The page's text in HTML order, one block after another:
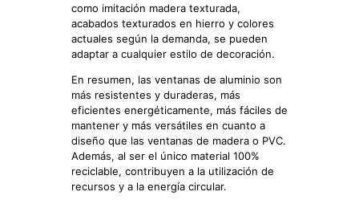
como imitación madera texturada,
acabados texturados en hierro y colores
actuales según la demanda, se pueden
adaptar a cualquier estilo de decoración.
En resumen, las ventanas de aluminio son
más resistentes y duraderas, más
eficientes energéticamente, más fáciles de
mantener y más versátiles en cuanto a
diseño que las ventanas de madera o PVC.
Además, al ser el único material 100%
reciclable, contribuyen a la utilización de
recursos y a la energía circular.